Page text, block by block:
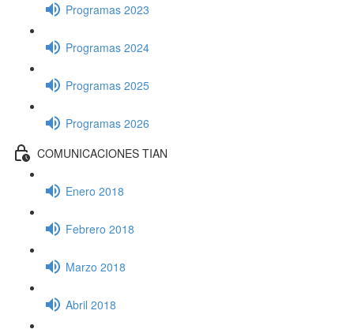
Programas 2023
Programas 2024
Programas 2025
Programas 2026
COMUNICACIONES TIAN
Enero 2018
Febrero 2018
Marzo 2018
Abril 2018